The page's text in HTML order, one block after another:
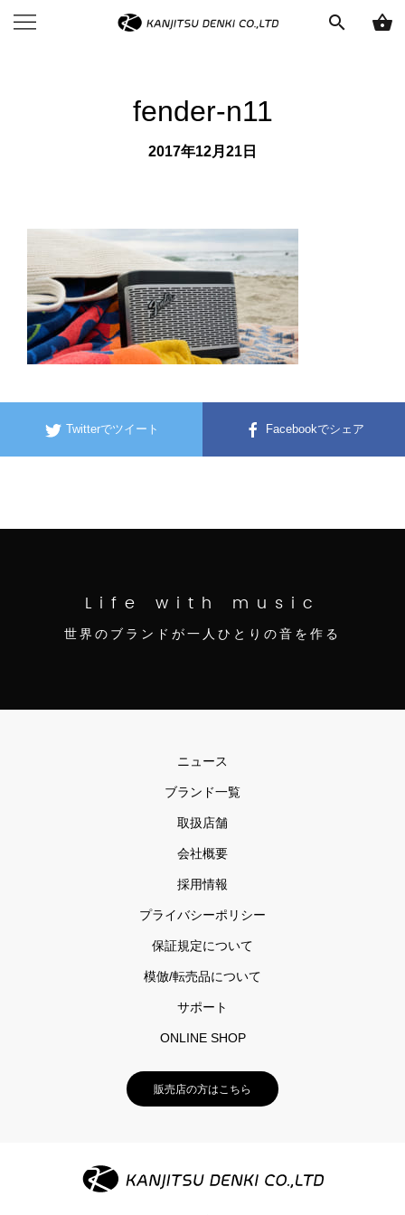
search shopping_basket
fender-n11
2017年12月21日
Twitterでツイート Facebookでシェア
Life with music
世界のブランドが一人ひとりの音を作る
ニュース
ブランド一覧
取扱店舗
会社概要
採用情報
プライバシーポリシー
保証規定について
模倣/転売品について
サポート
ONLINE SHOP
販売店の方はこちら